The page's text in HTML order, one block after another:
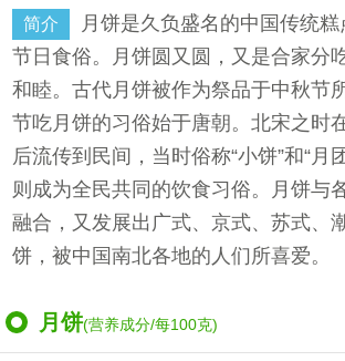
简介
月饼是久负盛名的中国传统
节日食俗。月饼圆又圆，又是合家分
和睦。古代月饼被作为祭品于中秋节
节吃月饼的习俗始于唐朝。北宋之时
后流传到民间，当时俗称“小饼”和“月
则成为全民共同的饮食习俗。月饼与
融合，又发展出广式、京式、苏式、
饼，被中国南北各地的人们所喜爱。
月饼(营养成分/每100克)